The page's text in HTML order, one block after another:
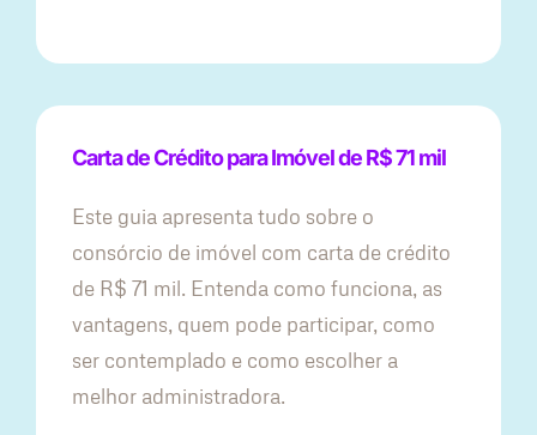
Carta de Crédito para Imóvel de R$ 71 mil
Este guia apresenta tudo sobre o
consórcio de imóvel com carta de crédito
de R$ 71 mil. Entenda como funciona, as
vantagens, quem pode participar, como
ser contemplado e como escolher a
melhor administradora.